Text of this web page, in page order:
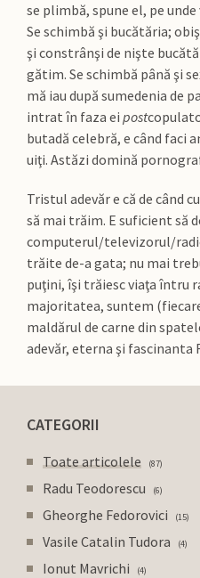
CATEGORII
Toate articolele 87
Radu Teodorescu 6
Gheorghe Fedorovici 15
Vasile Catalin Tudora 4
Ionut Mavrichi 4
se plimbă, spune el, pe
Se schimbă şi bucătăria;
şi constrânşi de nişte
gătim. Se schimbă până şi
mă iau după sumedenia de
intrat în faza ei post
butadă celebră, e când faci
uiţi. Astăzi domină
Tristul adevăr e că de când cu
să mai trăim. E suficient să
computerul/televizorul/
trăite de-a gata; nu mai
puţini, îşi trăiesc viaţa întru
majoritatea, suntem
maldărul de carne din
adevăr, eterna şi fascinanta